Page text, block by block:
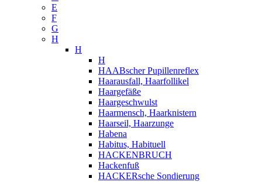
E
F
G
H
H
H
HAABscher Pupillenreflex
Haarausfall, Haarfollikel
Haargefäße
Haargeschwulst
Haarmensch, Haarknistern
Haarseil, Haarzunge
Habena
Habitus, Habituell
HACKENBRUCH
Hackenfuß
HACKERsche Sondierung